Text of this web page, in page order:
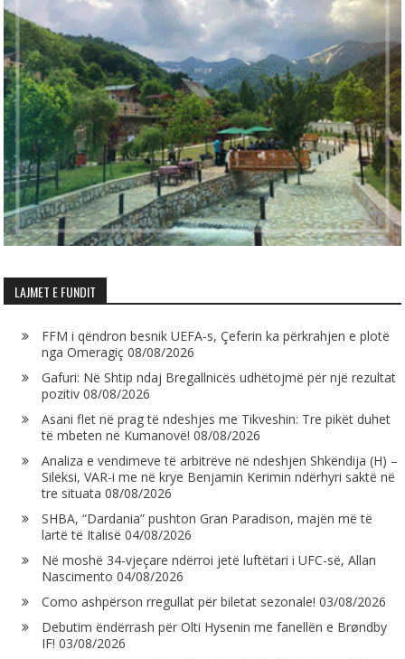
LAJMET E FUNDIT
FFM i qëndron besnik UEFA-s, Çeferin ka përkrahjen e plotë
nga Omeragiç 08/08/2026
Gafuri: Në Shtip ndaj Bregallnicës udhëtojmë për një rezultat
pozitiv 08/08/2026
Asani flet në prag të ndeshjes me Tikveshin: Tre pikët duhet
të mbeten në Kumanovë! 08/08/2026
Analiza e vendimeve të arbitrëve në ndeshjen Shkëndija (H) –
Sileksi, VAR-i me në krye Benjamin Kerimin ndërhyri saktë në
tre situata 08/08/2026
SHBA, “Dardania” pushton Gran Paradison, majën më të
lartë të Italisë 04/08/2026
Në moshë 34-vjeçare ndërroi jetë luftëtari i UFC-së, Allan
Nascimento 04/08/2026
Como ashpërson rregullat për biletat sezonale! 03/08/2026
Debutim ëndërrash për Olti Hysenin me fanellën e Brøndby
IF! 03/08/2026